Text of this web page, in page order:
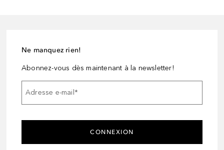
Ne manquez rien!
Abonnez-vous dès maintenant à la newsletter!
Adresse e-mail*
CONNEXION